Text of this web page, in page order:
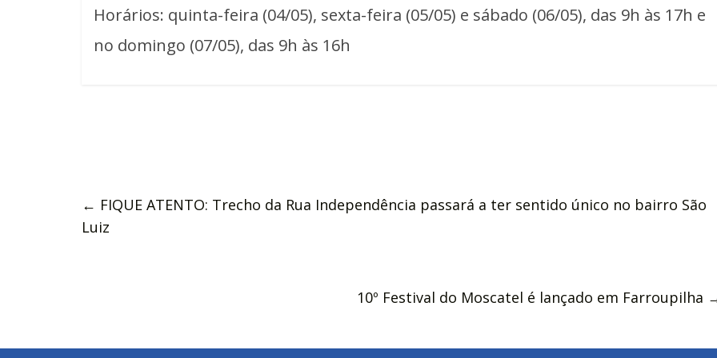
Horários: quinta-feira (04/05), sexta-feira (05/05) e sábado (06/05), das 9h às 17h e
no domingo (07/05), das 9h às 16h
← FIQUE ATENTO: Trecho da Rua Independência passará a ter sentido único no bairro São
Luiz
10º Festival do Moscatel é lançado em Farroupilha